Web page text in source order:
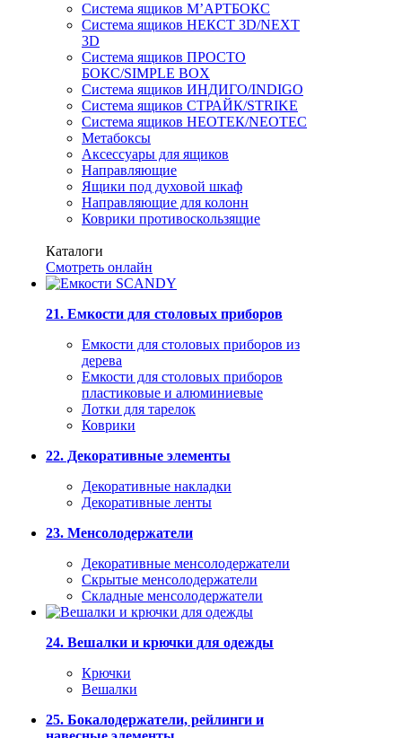
Система ящиков М’АРТБОКС
Система ящиков НЕКСТ 3D/NEXT
3D
Система ящиков ПРОСТО
БОКС/SIMPLE BOX
Система ящиков ИНДИГО/INDIGO
Система ящиков СТРАЙК/STRIKE
Система ящиков НЕОТЕК/NEOTEC
Метабоксы
Аксессуары для ящиков
Направляющие
Ящики под духовой шкаф
Направляющие для колонн
Коврики противоскользящие
Каталоги
Смотреть онлайн
21. Емкости для столовых приборов
Емкости для столовых приборов из
дерева
Емкости для столовых приборов
пластиковые и алюминиевые
Лотки для тарелок
Коврики
22. Декоративные элементы
Декоративные накладки
Декоративные ленты
23. Менсолодержатели
Декоративные менсолодержатели
Скрытые менсолодержатели
Складные менсолодержатели
24. Вешалки и крючки для одежды
Крючки
Вешалки
25. Бокалодержатели, рейлинги и